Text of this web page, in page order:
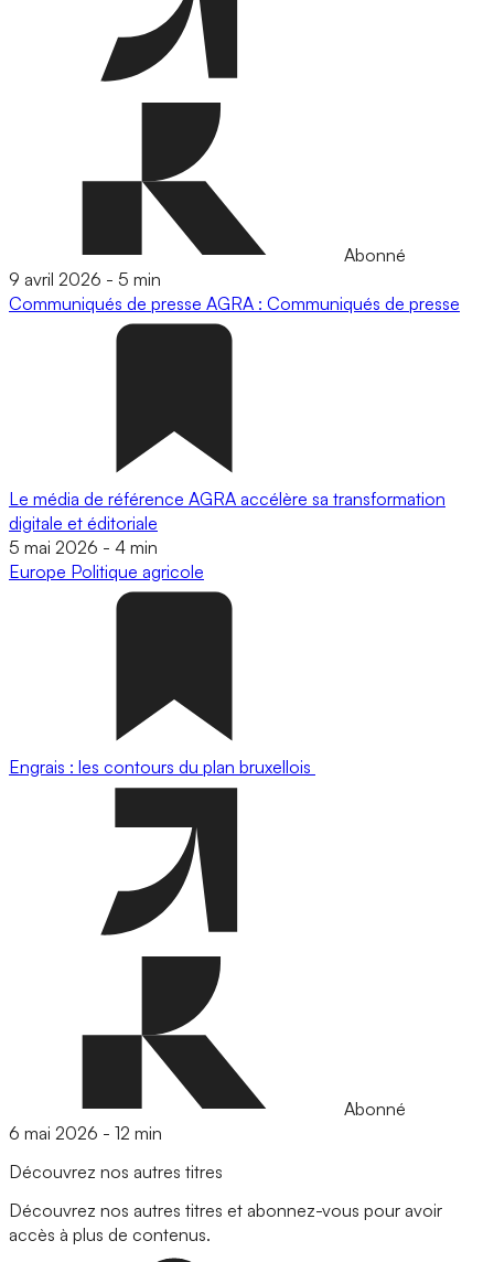
Abonné
9 avril 2026 - 5 min
Communiqués de presse AGRA : Communiqués de presse
Le média de référence AGRA accélère sa transformation
digitale et éditoriale
5 mai 2026 - 4 min
Europe Politique agricole
Engrais : les contours du plan bruxellois
Abonné
6 mai 2026 - 12 min
Découvrez nos autres titres
Découvrez nos autres titres et abonnez-vous pour avoir
accès à plus de contenus.